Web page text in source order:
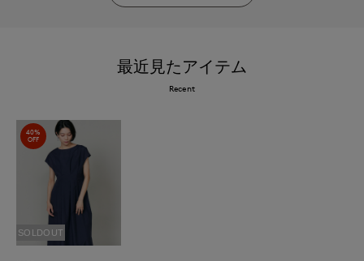
最近見たアイテム
Recent
40%
OFF
SOLDOUT